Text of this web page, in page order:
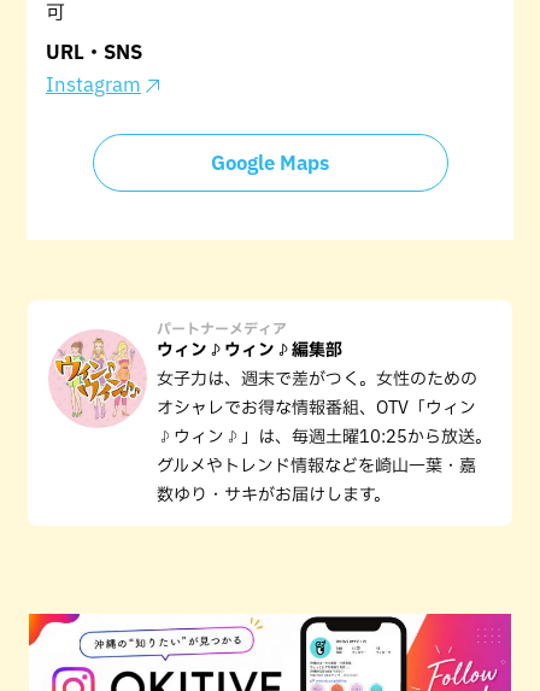
可
URL・SNS
Instagram
Google Maps
パートナーメディア
ウィン♪ウィン♪編集部
女子力は、週末で差がつく。女性のための
オシャレでお得な情報番組、OTV「ウィン
♪ウィン♪」は、毎週土曜10:25から放送。
グルメやトレンド情報などを崎山一葉・嘉
数ゆり・サキがお届けします。